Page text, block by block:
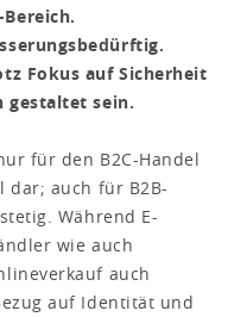
Fokus auf Sicherheit
gestaltet sein.
für den B2C-Handel
dar; auch für B2B-
Während E-
wie auch
auch
auf Identität und